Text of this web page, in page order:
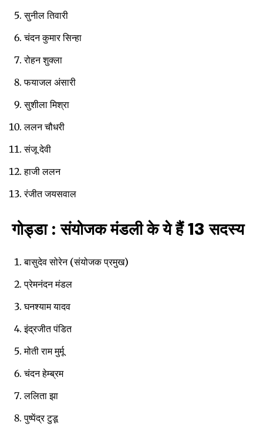
सुनील तिवारी
चंदन कुमार सिन्हा
रोहन शुक्ला
फयाजल अंसारी
सुशीला मिश्रा
ललन चौधरी
संजू देवी
हाजी ललन
रंजीत जयसवाल
गोड्डा : संयोजक मंडली के ये हैं 13 सदस्य
बासुदेव सोरेन (संयोजक प्रमुख)
प्रेमनंदन मंडल
घनश्याम यादव
इंद्रजीत पंडित
मोती राम मुर्मू
चंदन हेम्ब्रम
ललिता झा
पुष्पेंद्र टुडू